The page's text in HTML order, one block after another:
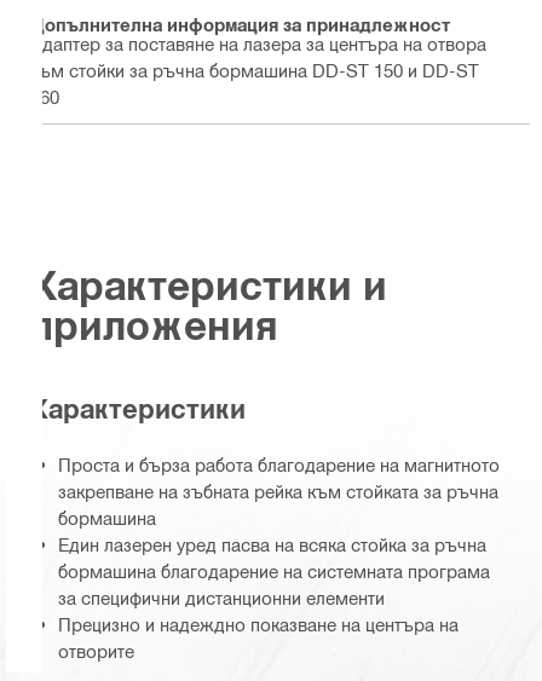
Допълнителна информация за принадлежност
Адаптер за поставяне на лазера за центъра на отвора
към стойки за ръчна бормашина DD-ST 150 и DD-ST
160
Характеристики и
приложения
Характеристики
Проста и бърза работа благодарение на магнитното
закрепване на зъбната рейка към стойката за ръчна
бормашина
Един лазерен уред пасва на всяка стойка за ръчна
бормашина благодарение на системната програма
за специфични дистанционни елементи
Прецизно и надеждно показване на центъра на
отворите